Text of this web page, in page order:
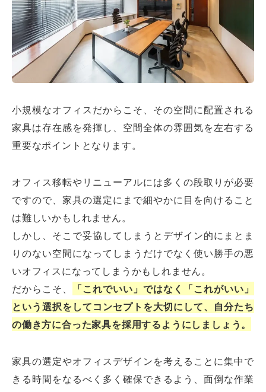
小規模なオフィスだからこそ、その空間に配置される
家具は存在感を発揮し、空間全体の雰囲気を左右する
重要なポイントとなります。
オフィス移転やリニューアルには多くの段取りが必要
ですので、家具の選定にまで細やかに目を向けること
は難しいかもしれません。
しかし、そこで妥協してしまうとデザイン的にまとま
りのない空間になってしまうだけでなく使い勝手の悪
いオフィスになってしまうかもしれません。
だからこそ、
「これでいい」ではなく「これがいい」
という選択をしてコンセプトを大切にして、自分たち
の働き方に合った家具を採用するようにしましょう。
家具の選定やオフィスデザインを考えることに集中で
きる時間をなるべく多く確保できるよう、面倒な作業
オフィスレイアウト、移転・納期
や
予算の相談、見積依頼など